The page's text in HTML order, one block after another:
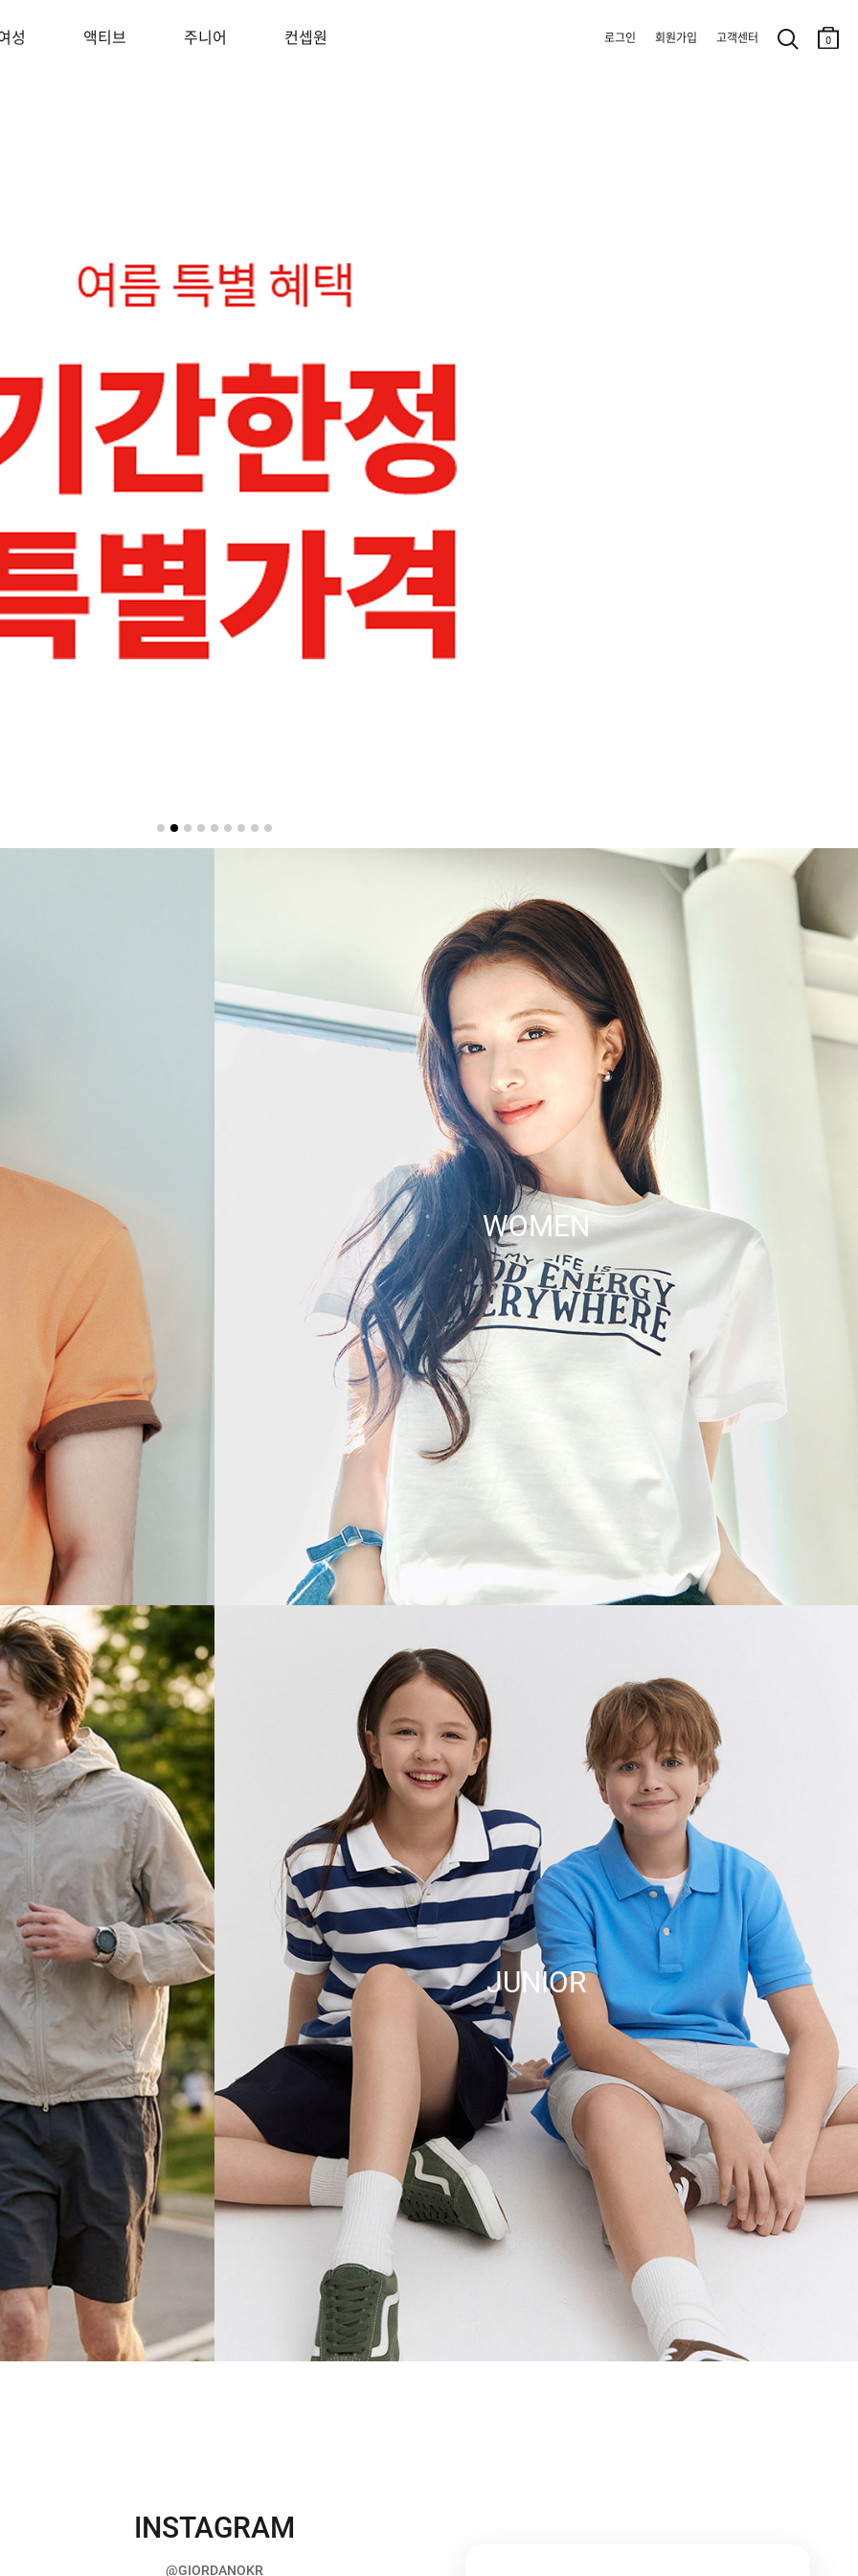
성 액티브 주니어 컨셉원 로그인 회원가입 고객센터 0
WOMEN
JUNIOR
INSTAGRAM
@GIORDANOKR